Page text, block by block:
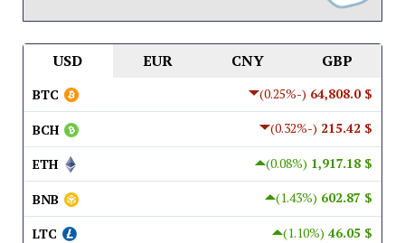
USD EUR CNY GBP
$ 64,808.0
(-0.25%)
BTC
$ 215.42
(-0.32%)
BCH
$ 1,917.18
(0.08%)
ETH
$ 602.87
(1.43%)
BNB
$ 46.05
(1.10%)
LTC